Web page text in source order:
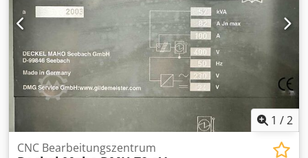
1 /2
CNC Bearbeitungszentrum